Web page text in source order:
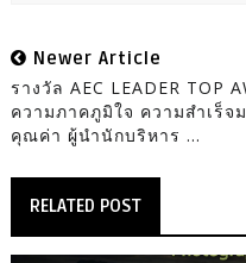
Newer Article
รางวัล AEC LEADER TOP
ความภาคภูมิใจ ความสำเร็
คุณค่า ผู้นำนักบริหาร ...
RELATED POST